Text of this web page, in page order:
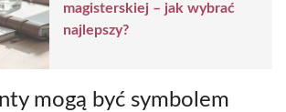
magisterskiej – jak wybrać
najlepszy?
mogą być symbolem